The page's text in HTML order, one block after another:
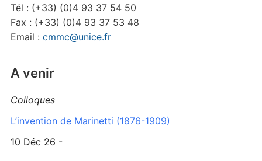
Tél : (+33) (0)4 93 37 54 50
Fax : (+33) (0)4 93 37 53 48
Email : cmmc@unice.fr
A venir
Colloques
L’invention de Marinetti (1876-1909)
10 Déc 26 -